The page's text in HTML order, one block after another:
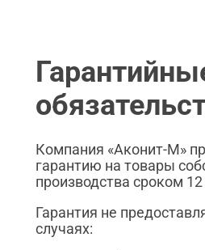
Компания «Аконит-М»
гарантию на товары
производства сроком
Гарантия не
случаях: